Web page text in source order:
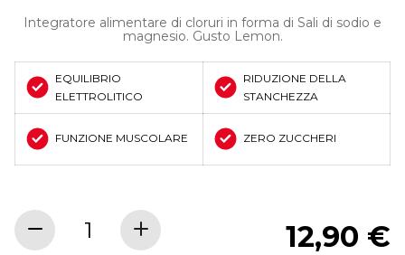
Integratore alimentare di cloruri in forma di Sali di sodio e
magnesio. Gusto Lemon.
EQUILIBRIO
ELETTROLITICO
RIDUZIONE DELLA
STANCHEZZA
FUNZIONE MUSCOLARE ZERO ZUCCHERI
12,90 €